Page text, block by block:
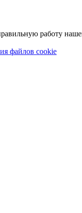
работу
файлов cookie